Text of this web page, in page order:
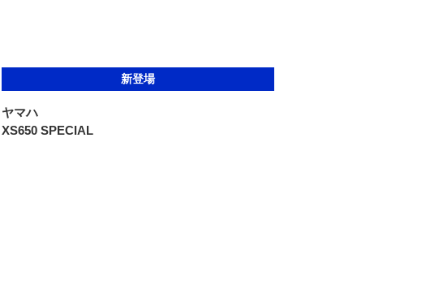
新登場
ヤマハ
XS650 SPECIAL